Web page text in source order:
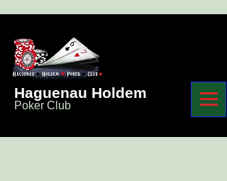
Haguenau Holdem
Poker Club